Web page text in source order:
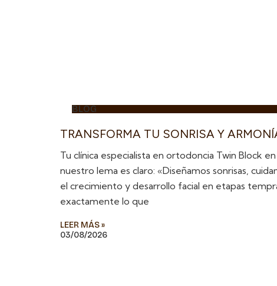
BLOG
TRANSFORMA TU SONRISA Y
Tu clínica especialista en ortodoncia Twin Block
nuestro lema es claro: «Diseñamos sonrisas,
el crecimiento y desarrollo facial en etapas
exactamente lo que
LEER MÁS »
03/08/2026